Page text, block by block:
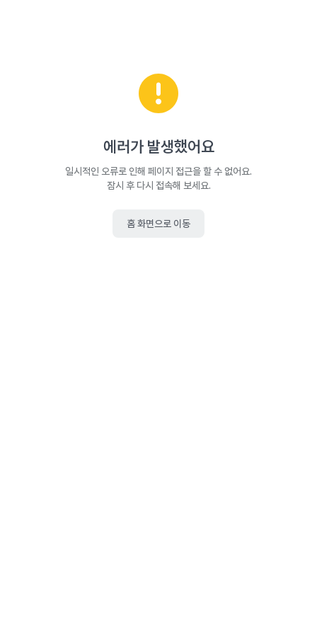
에러가 발생했어요
일시적인 오류로 인해 페이지 접근을 할 수 없어요.
잠시 후 다시 접속해 보세요.
홈 화면으로 이동